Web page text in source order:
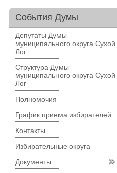
События Думы
Депутаты Думы
муниципального округа Сухой
Лог
Структура Думы
муниципального округа Сухой
Лог
Полномочия
График приема избирателей
Контакты
Избирательные округа
Документы